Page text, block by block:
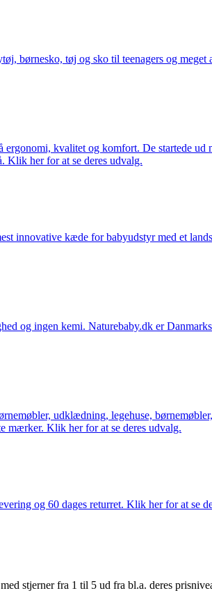
børnesko, tøj og sko til teenagers og
kvalitet og komfort. De startede
Klik her for at se deres udvalg.
innovative kæde for babyudstyr med et
og ingen kemi. Naturebaby.dk er
udklædning, legehuse,
mærker. Klik her for at se deres udvalg.
og 60 dages returret. Klik her for at se
stjerner fra 1 til 5 ud fra bl.a. deres